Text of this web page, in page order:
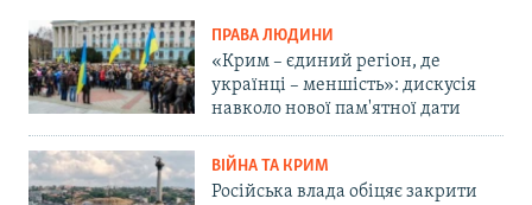
ПРАВА ЛЮДИНИ
«Крим – єдиний регіон, де
українці – меншість»: дискусія
навколо нової пам'ятної дати
ВІЙНА ТА КРИМ
Російська влада обіцяє закрити